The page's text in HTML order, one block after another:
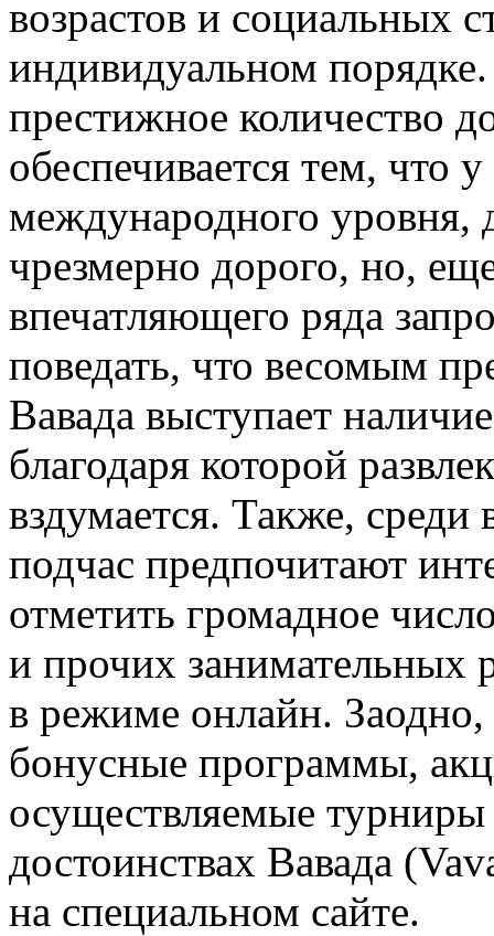
возрастов и социальных
индивидуальном
престижное количество
обеспечивается тем, что
международного уровня,
чрезмерно дорого, но,
впечатляющего ряда
поведать, что весомым
Вавада выступает
благодаря которой
вздумается. Также,
подчас предпочитают
отметить громадное
и прочих занимательных
в режиме онлайн.
бонусные программы,
осуществляемые турниры
достоинствах Вавада
на специальном сайте.